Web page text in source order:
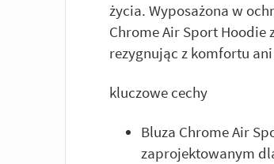
życia. Wyposażona w
Chrome Air Sport Hoodie
rezygnując z komfortu
kluczowe cechy
Bluza Chrome Air
zaprojektowanym